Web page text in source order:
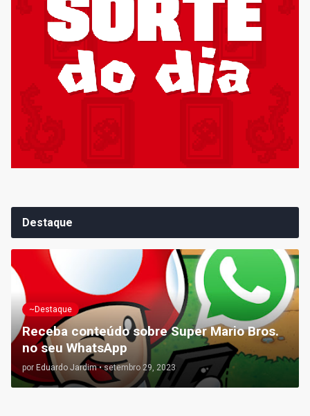
Destaque
~Destaque
Receba conteúdo sobre Super Mario Bros.
no seu WhatsApp
por Eduardo Jardim • setembro 29, 2023